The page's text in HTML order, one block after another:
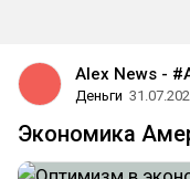
Alex News -
Деньги
Экономика